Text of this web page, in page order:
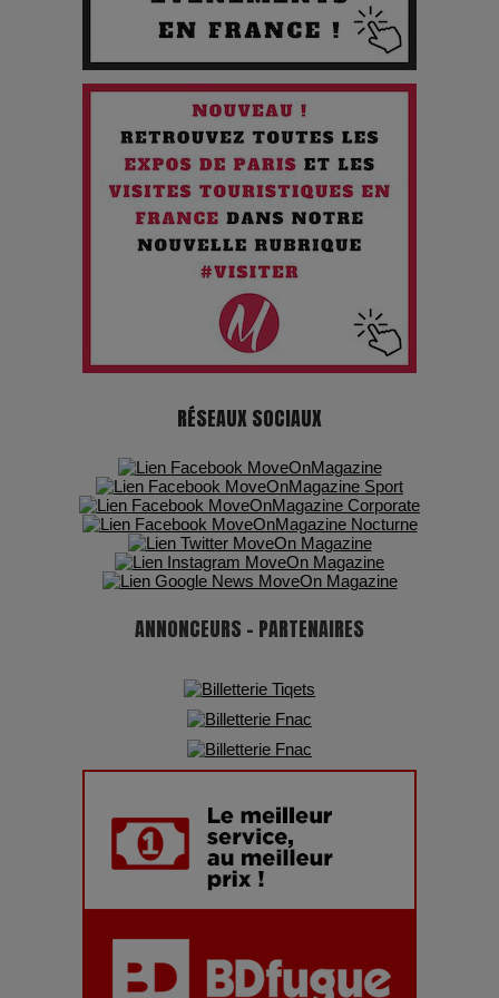
Quand l'Opéra Rencontre l'IA : Lola Volonakis, l'Artiste du
Chien 51 - Quand l’IA prend le pouvoir : une plongée dans un
futur troublant
Maïra Kerey, la “voix d’or du Kazakhstan”, célèbre ses 30
ans de carrière à la Salle Gaveau
Les dessous de la fast fashion : un désastre écologique en
Adieu Jean-Pat : rire au bord du précipice
Pharaonic Festival 2025 : 10 ans d’électro sous les
montagnes, une fête à ne pas manquer
RÉSEAUX SOCIAUX
ANNONCEURS - PARTENAIRES